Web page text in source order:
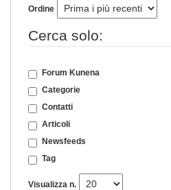
Ordine
Cerca solo:
Forum Kunena
Categorie
Contatti
Articoli
Newsfeeds
Tag
Visualizza n.